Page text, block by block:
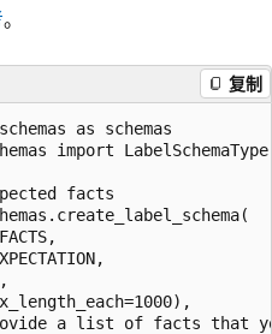
。
复制
as schemas
import
facts
a list of facts that